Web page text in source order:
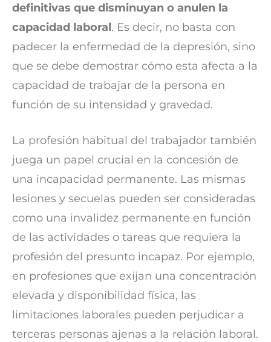
definitivas que disminuyan o anulen la
capacidad laboral. Es decir, no basta con
padecer la enfermedad de la depresión, sino
que se debe demostrar cómo esta afecta a la
capacidad de trabajar de la persona en
función de su intensidad y gravedad.
La profesión habitual del trabajador también
juega un papel crucial en la concesión de
una incapacidad permanente. Las mismas
lesiones y secuelas pueden ser consideradas
como una invalidez permanente en función
de las actividades o tareas que requiera la
profesión del presunto incapaz. Por ejemplo,
en profesiones que exijan una concentración
elevada y disponibilidad física, las
limitaciones laborales pueden perjudicar a
terceras personas ajenas a la relación laboral.